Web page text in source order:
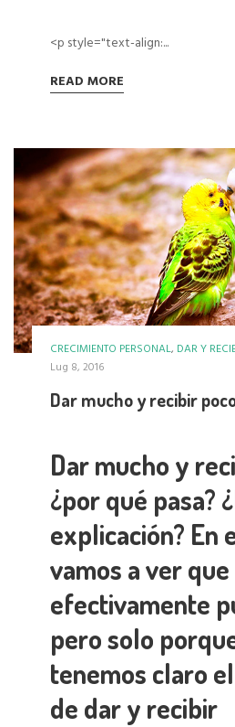
<p style="text-align:...
READ MORE
CRECIMIENTO PERSONAL, DAR Y
Lug 8, 2016
Dar mucho y recibir
Dar mucho y
¿por qué pasa?
explicación? En
vamos a ver que
efectivamente
pero solo
tenemos claro
de dar y recibir